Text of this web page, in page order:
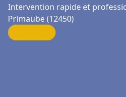
Intervention rapide et
Primaube (12450)